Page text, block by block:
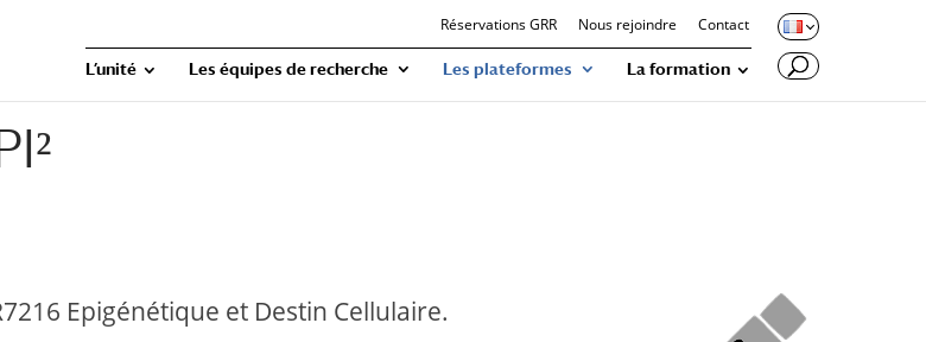
Réservations GRR Nous rejoindre Contact
L’unité Les équipes de recherche Les plateformes La formation
Epigénétique et Destin Cellulaire.